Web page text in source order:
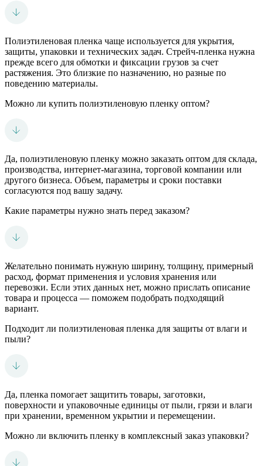
Полиэтиленовая пленка чаще используется для укрытия,
защиты, упаковки и технических задач. Стрейч-пленка нужна
прежде всего для обмотки и фиксации грузов за счет
растяжения. Это близкие по назначению, но разные по
поведению материалы.
Можно ли купить полиэтиленовую пленку оптом?
Да, полиэтиленовую пленку можно заказать оптом для склада,
производства, интернет-магазина, торговой компании или
другого бизнеса. Объем, параметры и сроки поставки
согласуются под вашу задачу.
Какие параметры нужно знать перед заказом?
Желательно понимать нужную ширину, толщину, примерный
расход, формат применения и условия хранения или
перевозки. Если этих данных нет, можно прислать описание
товара и процесса — поможем подобрать подходящий
вариант.
Подходит ли полиэтиленовая пленка для защиты от влаги и
пыли?
Да, пленка помогает защитить товары, заготовки,
поверхности и упаковочные единицы от пыли, грязи и влаги
при хранении, временном укрытии и перемещении.
Можно ли включить пленку в комплексный заказ упаковки?